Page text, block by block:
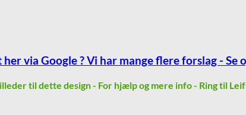
her via Google ? Vi har mange flere forslag - Se
til dette design - For hjælp og mere info - Ring til Leif